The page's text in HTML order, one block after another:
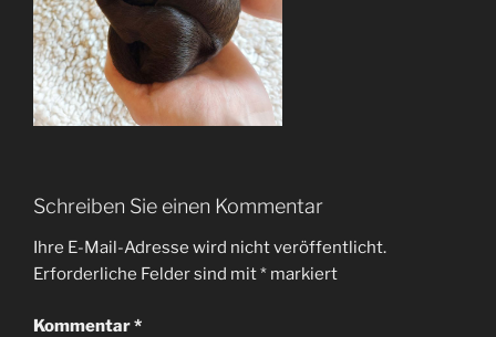
Schreiben Sie einen Kommentar
Ihre E-Mail-Adresse wird nicht veröffentlicht.
Erforderliche Felder sind mit* markiert
Kommentar*